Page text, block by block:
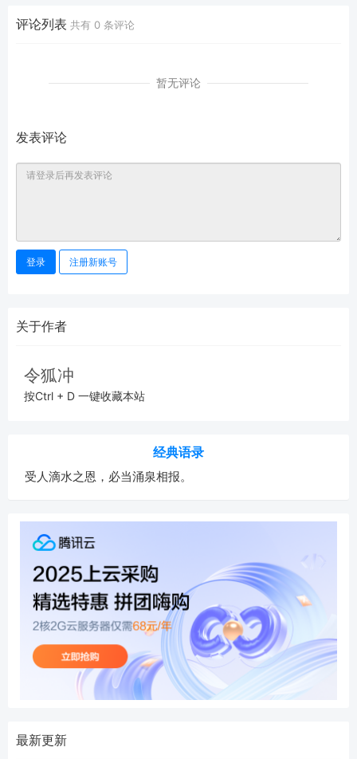
评论列表 共有 0 条评论
暂无评论
发表评论
登录 注册新账号
关于作者
令狐冲
按Ctrl + D 一键收藏本站
经典语录
受人滴水之恩，必当涌泉相报。
最新更新